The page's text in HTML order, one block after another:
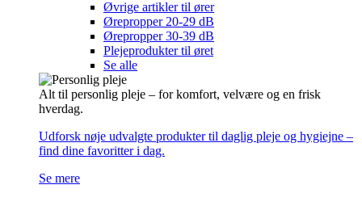
Øvrige artikler til ører
Ørepropper 20-29 dB
Ørepropper 30-39 dB
Plejeprodukter til øret
Se alle
Alt til personlig pleje – for komfort, velvære og en frisk
hverdag.
Udforsk nøje udvalgte produkter til daglig pleje og hygiejne –
find dine favoritter i dag.
Se mere